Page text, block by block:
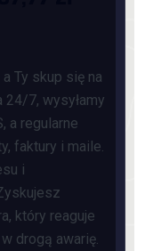
Ty skup się na
7, wysyłamy
a regularne
faktury i maile.
i
który reaguje
drogą awarię.